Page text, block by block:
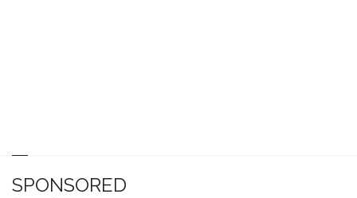
SPONSORED